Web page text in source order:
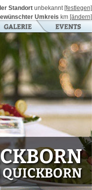
Standort unbekannt [festlegen]
Umkreis km [ändern]